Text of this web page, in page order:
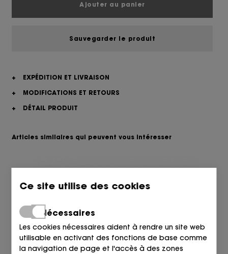
Ajouter au panier
Sauvegarder le produit
+
EXPÉDITION ET LIVRAISON
+
MODIFICATIONS ET RETOURS
+
DÉTAIL PRODUIT
Articles similaires qui peuvent vous intéresser
Ce site utilise des cookies
Nécessaires
Les cookies nécessaires aident à rendre un site web
utilisable en activant des fonctions de base comme
la navigation de page et l'accès à des zones